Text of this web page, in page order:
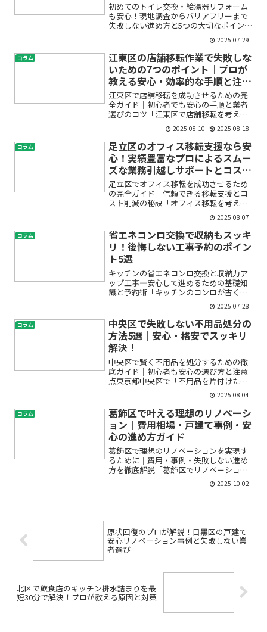
初めてのトイレ交換・給湯器リフォーム
も安心！現地調査からバリアフリーまで
失敗しない進め方と5つの大切なポイント
「水回りのリフォームを考えているけれ
ど、何から始めればいいの？」「現地調
査って何？バリアフリー化も気になるけ
ど難しそう…」「給湯器...
2025.07.29
コラム
江東区の店舗移転作業で失敗しな
いための7つのポイント｜プロが
教える安心・効率的な手順と注意
点
江東区で店舗移転を成功させるための完
全ガイド｜初心者でも安心の手順と業者
選びのコツ「江東区で店舗移転を考えて
いるけれど、何から始めていいかわから
ない」「引越しやレイアウト変更、原状
回復など、やることが多すぎて不安」と
お悩みではありませんか？...
2025.08.10 2025.08.18
コラム
足立区のオフィス移転支援なら安
心！実績豊富なプロによるスムー
ズな業務引越しサポートとコスト
削減術
足立区でオフィス移転を成功させるため
の完全ガイド｜信頼できる移転支援とコ
スト削減の秘訣「オフィス移転を考えて
いるけれど、何から始めればいいのかわ
からない」「費用も手間も心配…」「業
務の中断なくスムーズに引っ越せる
の？」初めてのオフィス移転は...
2025.08.07
コラム
省エネコンロ交換で収納もスッキ
リ！後悔しない工事予約のポイン
ト5選
キッチンの省エネコンロ交換と収納力ア
ップ工事―安心して進めるための基礎知
識と予約術「キッチンのコンロが古くな
ってきた」「もっと省エネで光熱費を抑
えたい」「収納がごちゃついて使い勝手
が悪い」――そんなお悩みをお持ちではあり
ませんか？初めてコン...
2025.07.28
コラム
中央区で失敗しない不用品処分の
方法5選｜安心・格安でスッキリ
解決！
中央区で賢く不用品を処分するための徹
底ガイド｜初心者も安心の選び方と注意
点東京都中央区で「不用品を片付けた
い」「粗大ゴミをどう出せばいいかわか
らない」と悩んでいませんか？引っ越し
や大掃除、一人暮らしの準備、遺品整理
など、生活の節目で必ずと言...
2025.08.04
コラム
葛飾区で叶える理想のリノベーシ
ョン｜費用相場・戸建て事例・安
心の進め方ガイド
葛飾区で理想のリノベーションを実現す
るために｜費用・事例・失敗しない進め
方を徹底解説「葛飾区でリノベーション
を考えているけれど、どのくらい費用が
かかるの？」「中古マンションや戸建て
2025.10.02
原状回復のプロが解説！目黒区の戸建て
安心リノベーション事例と失敗しない業
者選び
北区で飲食店のキッチン排水詰まりを最
短30分で解決！プロが教える原因と対策